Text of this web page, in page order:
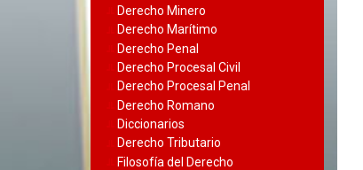
Derecho Minero
Derecho Marítimo
Derecho Penal
Derecho Procesal Civil
Derecho Procesal Penal
Derecho Romano
Diccionarios
Derecho Tributario
Filosofía del Derecho